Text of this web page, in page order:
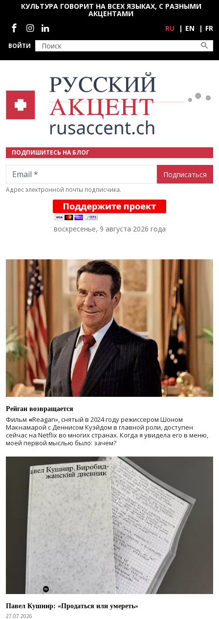
Перейти к основному содержанию
ВОЙТИ
КУЛЬТУРА ГОВОРИТ НА ВСЕХ ЯЗЫКАХ, С РАЗНЫМИ
АКЦЕНТАМИ
Социальные сети
RU EN FR
ПОДПИШИТЕСЬ НА БЛОГ
Email
Адрес электронной почты подписчика.
воскресенье, 9 августа 2026 года
Рейган возвращается
Фильм «Reagan», снятый в 2024 годурежиссером Шоном
Макнамарой с Деннисом Куэйдом в главной роли, доступен
сейчас на Netflix во многих странах. Когда я увидела его в меню,
моей первой мыслью было: зачем?
Павел Кушнир: «Продаться или умереть»
27.07.2026